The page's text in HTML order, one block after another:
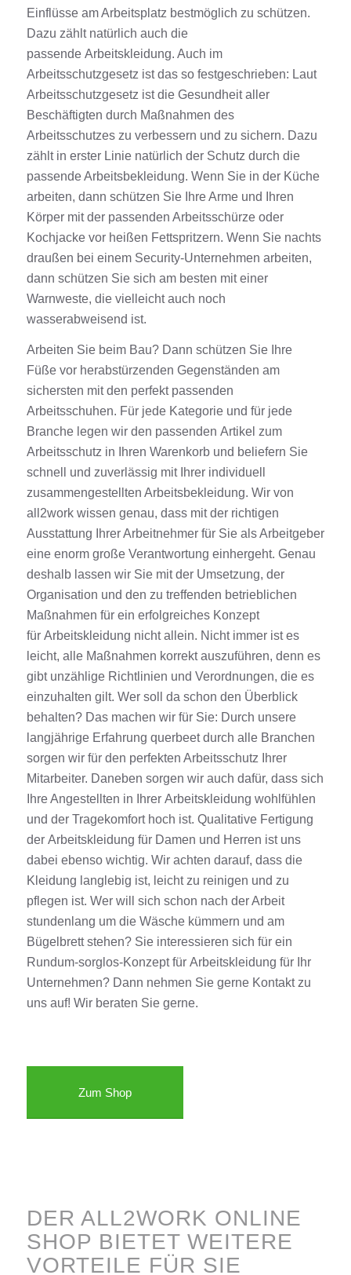
Einflüsse am Arbeitsplatz bestmöglich zu schützen.
Dazu zählt natürlich auch die
passende Arbeitskleidung. Auch im
Arbeitsschutzgesetz ist das so festgeschrieben: Laut
Arbeitsschutzgesetz ist die Gesundheit aller
Beschäftigten durch Maßnahmen des
Arbeitsschutzes zu verbessern und zu sichern. Dazu
zählt in erster Linie natürlich derSchutz durch die
passende Arbeitsbekleidung. Wenn Sie in der Küche
arbeiten, dann schützen Sie Ihre Arme und Ihren
Körper mit der passenden Arbeitsschürze oder
Kochjacke vor heißen Fettspritzern. Wenn Sie nachts
draußen bei einem Security-Unternehmen arbeiten,
dann schützen Sie sich am besten mit einer
Warnweste, die vielleicht auch noch
wasserabweisend ist.
Arbeiten Sie beim Bau? Dann schützen Sie Ihre
Füße vor herabstürzenden Gegenständen am
sichersten mit den perfekt passenden
Arbeitsschuhen. Für jede Kategorieund für jede
Branche legen wir den passenden Artikel zum
Arbeitsschutz in Ihren Warenkorbund beliefern Sie
schnell und zuverlässig mit Ihrer individuell
zusammengestellten Arbeitsbekleidung. Wir von
all2work wissen genau, dass mit der richtigen
Ausstattung Ihrer Arbeitnehmer für Sie als Arbeitgeber
eine enorm große Verantwortung einhergeht. Genau
deshalb lassen wir Sie mit der Umsetzung, der
Organisation und den zu treffenden betrieblichen
Maßnahmen für ein erfolgreiches Konzept
für Arbeitskleidung nicht allein. Nicht immer ist es
leicht, alle Maßnahmen korrekt auszuführen, denn es
gibt unzählige Richtlinien und Verordnungen, die es
einzuhalten gilt. Wer soll da schon den Überblick
behalten? Das machen wir für Sie: Durch unsere
langjährige Erfahrung querbeet durch alle Branchen
sorgen wir für den perfekten Arbeitsschutz Ihrer
Mitarbeiter. Daneben sorgen wir auch dafür, dass sich
Ihre Angestellten in Ihrer Arbeitskleidung wohlfühlen
und der Tragekomfort hoch ist. Qualitative Fertigung
der Arbeitskleidung für Damen und Herren ist uns
dabei ebenso wichtig. Wir achten darauf, dass die
Kleidung langlebig ist, leicht zu reinigen und zu
pflegen ist. Wer will sich schon nach der Arbeit
stundenlang um die Wäsche kümmern und am
Bügelbrett stehen? Sie interessieren sich für ein
Rundum-sorglos-Konzept für Arbeitskleidung für Ihr
Unternehmen? Dann nehmen Sie gerne Kontaktzu
uns auf! Wir beraten Sie gerne.
Zum Shop
DER ALL2WORK ONLINE
SHOP BIETET WEITERE
VORTEILE FÜR SIE